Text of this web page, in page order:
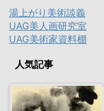
湯上がり美術談義
UAG美人画研究室
UAG美術家資料棚
人気記事